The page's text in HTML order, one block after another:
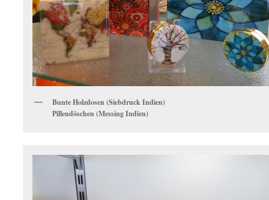
Bunte Holzdosen (Siebdruck Indien)
Pillendöschen (Messing Indien)